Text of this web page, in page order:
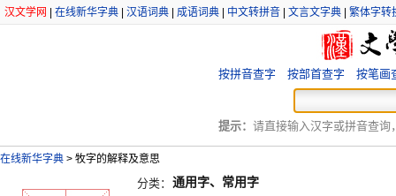
汉文学网 在线新华字典 汉语词典 成语词典 中文转拼音 文言文字典 繁体字转
按拼音查字 按部首查字 按笔画
提示： 请直接输入汉字或拼音查询
在线新华字典 > 牧字的解释及意思
分类： 通用字、常用字